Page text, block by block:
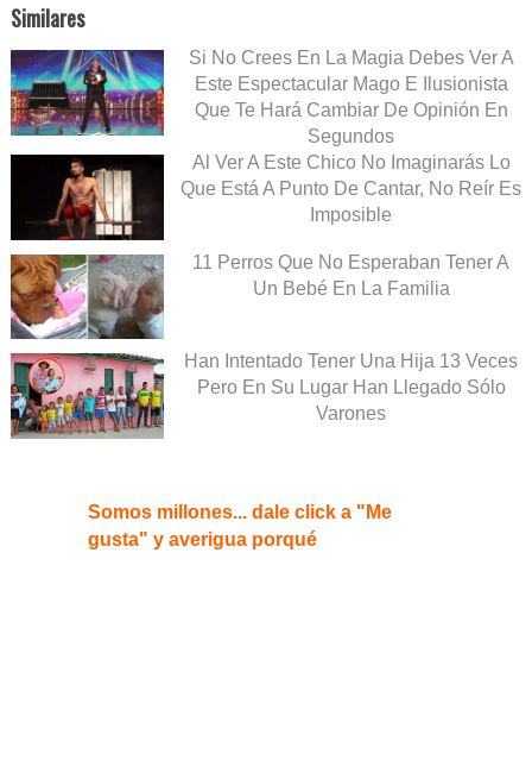
Similares
Si No Crees En La Magia Debes Ver A
Este Espectacular Mago E Ilusionista
Que Te Hará Cambiar De Opinión En
Segundos
Al Ver A Este Chico No Imaginarás Lo
Que Está A Punto De Cantar, No Reír Es
Imposible
11 Perros Que No Esperaban Tener A
Un Bebé En La Familia
Han Intentado Tener Una Hija 13 Veces
Pero En Su Lugar Han Llegado Sólo
Varones
Somos millones... dale click a "Me
gusta" y averigua porqué